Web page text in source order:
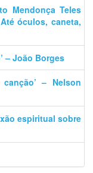
Mendonça Teles
óculos, caneta,
– João Borges
– Nelson
espiritual sobre